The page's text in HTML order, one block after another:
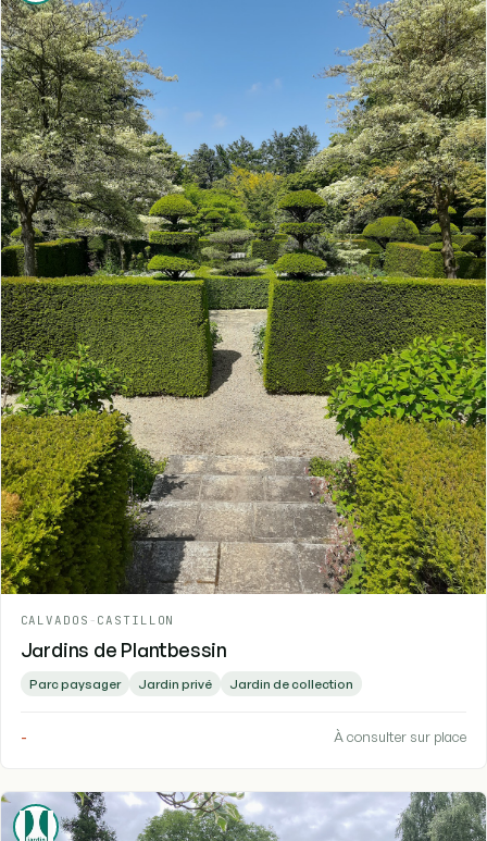
CALVADOS - CASTILLON
Jardins de Plantbessin
Parc paysager Jardin privé Jardin de collection
- À consulter sur place